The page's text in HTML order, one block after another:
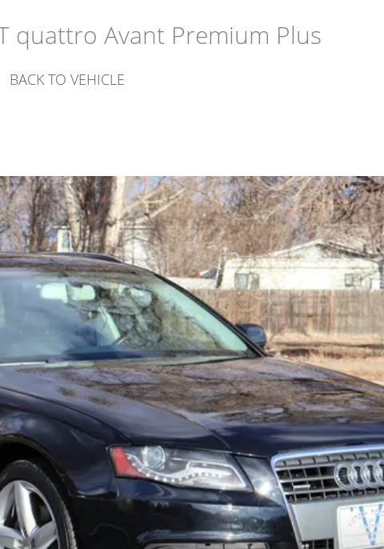
quattro Avant Premium Plus
BACK TO VEHICLE